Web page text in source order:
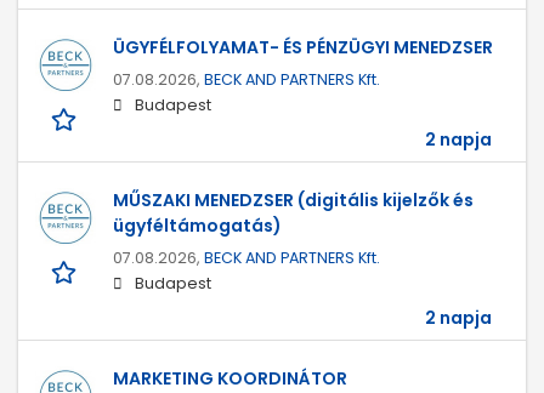
ÜGYFÉLFOLYAMAT- ÉS PÉNZÜGYI MENEDZSER
07.08.2026, BECK AND PARTNERS Kft.
Budapest
2 napja
MŰSZAKI MENEDZSER (digitális kijelzők és
ügyféltámogatás)
07.08.2026, BECK AND PARTNERS Kft.
Budapest
2 napja
MARKETING KOORDINÁTOR